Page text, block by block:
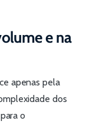
e na
apenas pela
dos
o